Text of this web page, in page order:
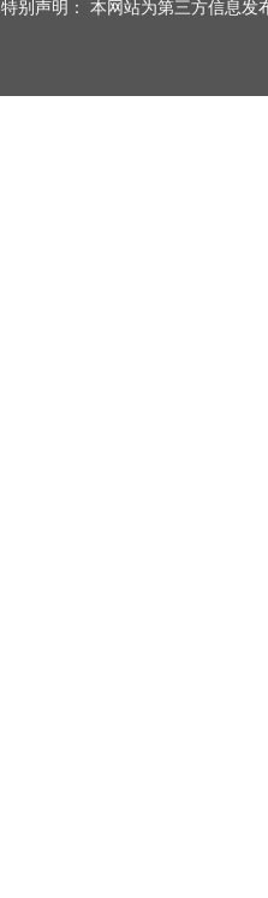
特别声明： 本网站为第三方信息发